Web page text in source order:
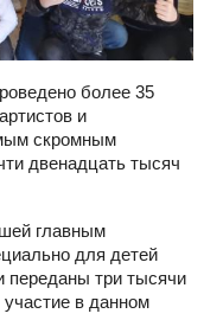
более 35
и
скромным
двенадцать тысяч
главным
для детей
переданы три тысячи
в данном